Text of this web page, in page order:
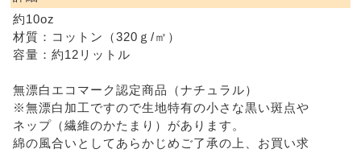
約10oz
材質：コットン（320ｇ/㎡）
容量：約12リットル
無漂白エコマーク認定商品（ナチュラル）
※無漂白加工ですので生地特有の小さな黒い斑点や
ネップ（繊維のかたまり）があります。
綿の風合いとしてあらかじめご了承の上、お買い求